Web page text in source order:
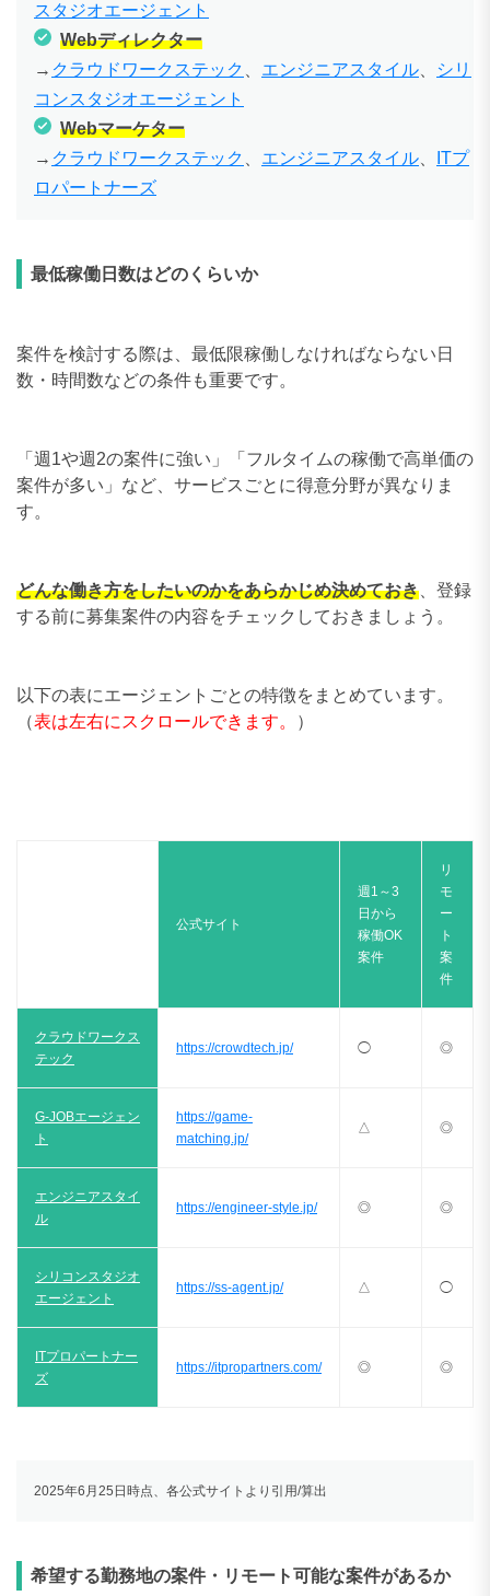
スタジオエージェント
Webディレクター
→ クラウドワークステック エンジニアスタイル
シリ
コンスタジオエージェント
Webマーケター
→ クラウドワークステック エンジニアスタイル
ITプ
ロパートナーズ
最低稼働日数はどのくらいか
案件を検討する際は、最低限稼働しなければならない日
数・時間数などの条件も重要です。
「週1や週2の案件に強い」「フルタイムの稼働で高単価の
案件が多い」など、サービスごとに得意分野が異なりま
す。
どんな働き方をしたいのかをあらかじめ決めておき 、登録
する前に募集案件の内容をチェックしておきましょう。
以下の表にエージェントごとの特徴をまとめています。
（表は左右にスクロールできます。 ）
公式サイト
週1～3
日から
稼働OK
案件
リ
モ
ー
ト
案
件
クラウドワークス
テック
https://crowdtech.jp/ ◯ ◎
G-JOBエージェン
ト
https://game-
matching.jp/
△ ◎
エンジニアスタイ
ル
https://engineer-style.jp/ ◎ ◎
シリコンスタジオ
エージェント
https://ss-agent.jp/ △ ◯
ITプロパートナー
ズ
https://itpropartners.com/ ◎ ◎
2025年6月25日時点、各公式サイトより引用/算出
希望する勤務地の案件・リモート可能な案件があるか